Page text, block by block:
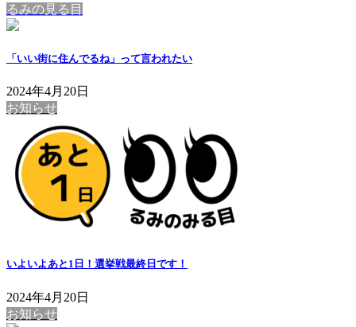
るみの見る目
「いい街に住んでるね」って言われたい
2024年4月20日
お知らせ
いよいよあと1日！選挙戦最終日です！
2024年4月20日
お知らせ